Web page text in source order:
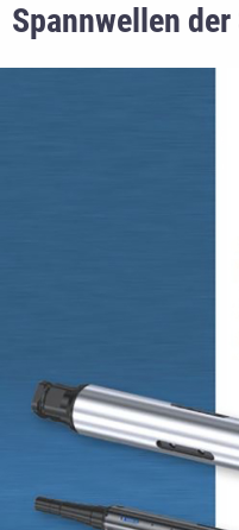
Spannwellen